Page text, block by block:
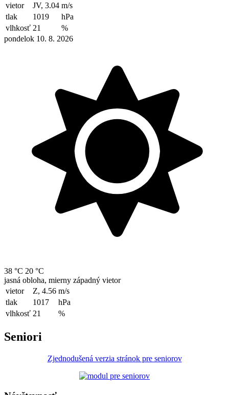
vietor
JV, 3.04 m/s
tlak
1019
hPa
vlhkosť 21
%
pondelok 10. 8. 2026
38 °C 20 °C
jasná obloha, mierny západný vietor
vietor
Z, 4.56 m/s
tlak
1017
hPa
vlhkosť 21 %
Seniori
Zjednodušená verzia stránok pre seniorov